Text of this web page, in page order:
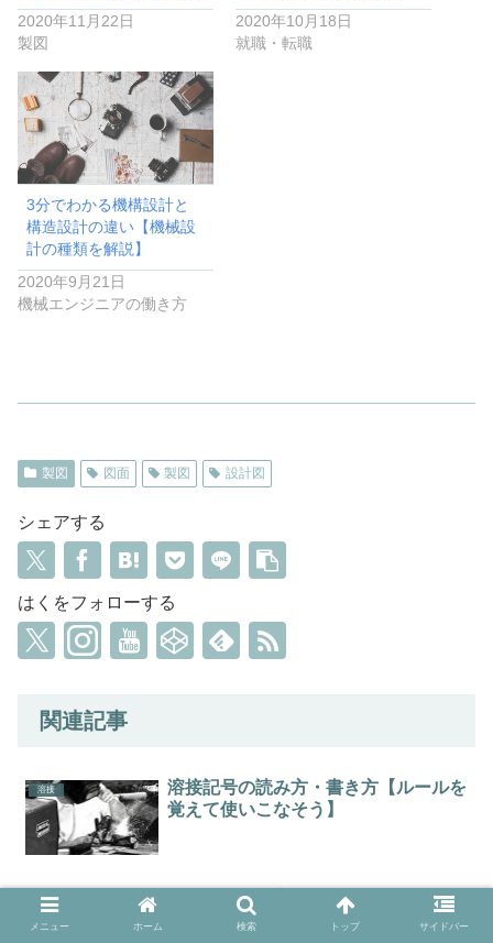
2020年11月22日
製図
2020年10月18日
就職・転職
3分でわかる機構設計と
構造設計の違い【機械設
計の種類を解説】
2020年9月21日
機械エンジニアの働き方
製図 図面 製図 設計図
シェアする
はくをフォローする
関連記事
溶接
溶接記号の読み方・書き方【ルールを
覚えて使いこなそう】
製図
【機械製図の実践4】幾何公差の目的
を理解して使いこなそう
メニュー ホーム 検索 トップ サイドバー